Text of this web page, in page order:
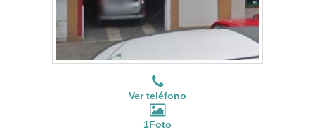
Ver teléfono
1Foto